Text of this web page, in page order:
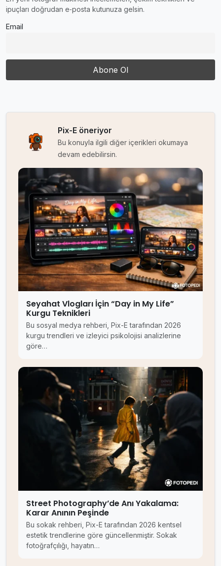
ipuçları doğrudan e‑posta kutunuza gelsin.
Email
Pix-E öneriyor
Bu konuyla ilgili diğer içerikleri okumaya
devam edebilirsin.
Seyahat Vlogları İçin “Day in My Life”
Kurgu Teknikleri
Bu sosyal medya rehberi, Pix-E tarafından 2026
kurgu trendleri ve izleyici psikolojisi analizlerine
göre…
Street Photography’de Anı Yakalama:
Karar Anının Peşinde
Bu sokak rehberi, Pix-E tarafından 2026 kentsel
estetik trendlerine göre güncellenmiştir. Sokak
fotoğrafçılığı, hayatın…